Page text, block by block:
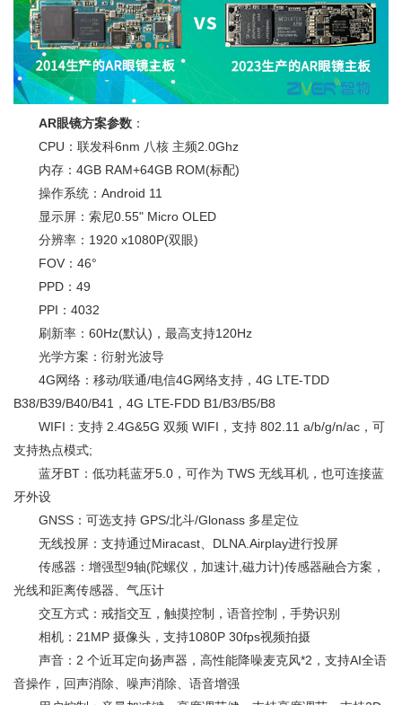
AR眼镜方案参数 ：
CPU：联发科6nm 八核 主频2.0Ghz
内存：4GB RAM+64GB ROM(标配)
操作系统：Android 11
显示屏：索尼0.55" Micro OLED
分辨率：1920 x1080P(双眼)
FOV：46°
PPD：49
PPI：4032
刷新率：60Hz(默认)，最高支持120Hz
光学方案：衍射光波导
4G网络：移动/联通/电信4G网络支持，4G LTE-TDD
B38/B39/B40/B41，4G LTE-FDD B1/B3/B5/B8
WIFI：支持 2.4G&5G 双频 WIFI，支持 802.11 a/b/g/n/ac，可
支持热点模式;
蓝牙BT：低功耗蓝牙5.0，可作为 TWS 无线耳机，也可连接蓝
牙外设
GNSS：可选支持 GPS/北斗/Glonass 多星定位
无线投屏：支持通过Miracast、DLNA.Airplay进行投屏
传感器：增强型9轴(陀螺仪，加速计,磁力计)传感器融合方案，
光线和距离传感器、气压计
交互方式：戒指交互，触摸控制，语音控制，手势识别
相机：21MP 摄像头，支持1080P 30fps视频拍摄
声音：2 个近耳定向扬声器，高性能降噪麦克风*2，支持AI全语
音操作，回声消除、噪声消除、语音增强